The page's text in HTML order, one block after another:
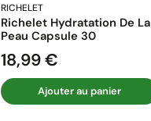
RICHELET
Richelet Hydratation De La
Peau Capsule 30
Prix
18,99 €
Ajouter au panier